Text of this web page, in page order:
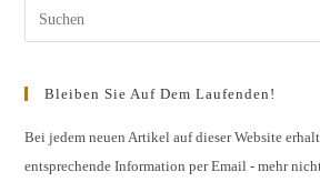
Bleiben Sie Auf Dem Laufenden!
Bei jedem neuen Artikel auf dieser Website
entsprechende Information per Email - mehr